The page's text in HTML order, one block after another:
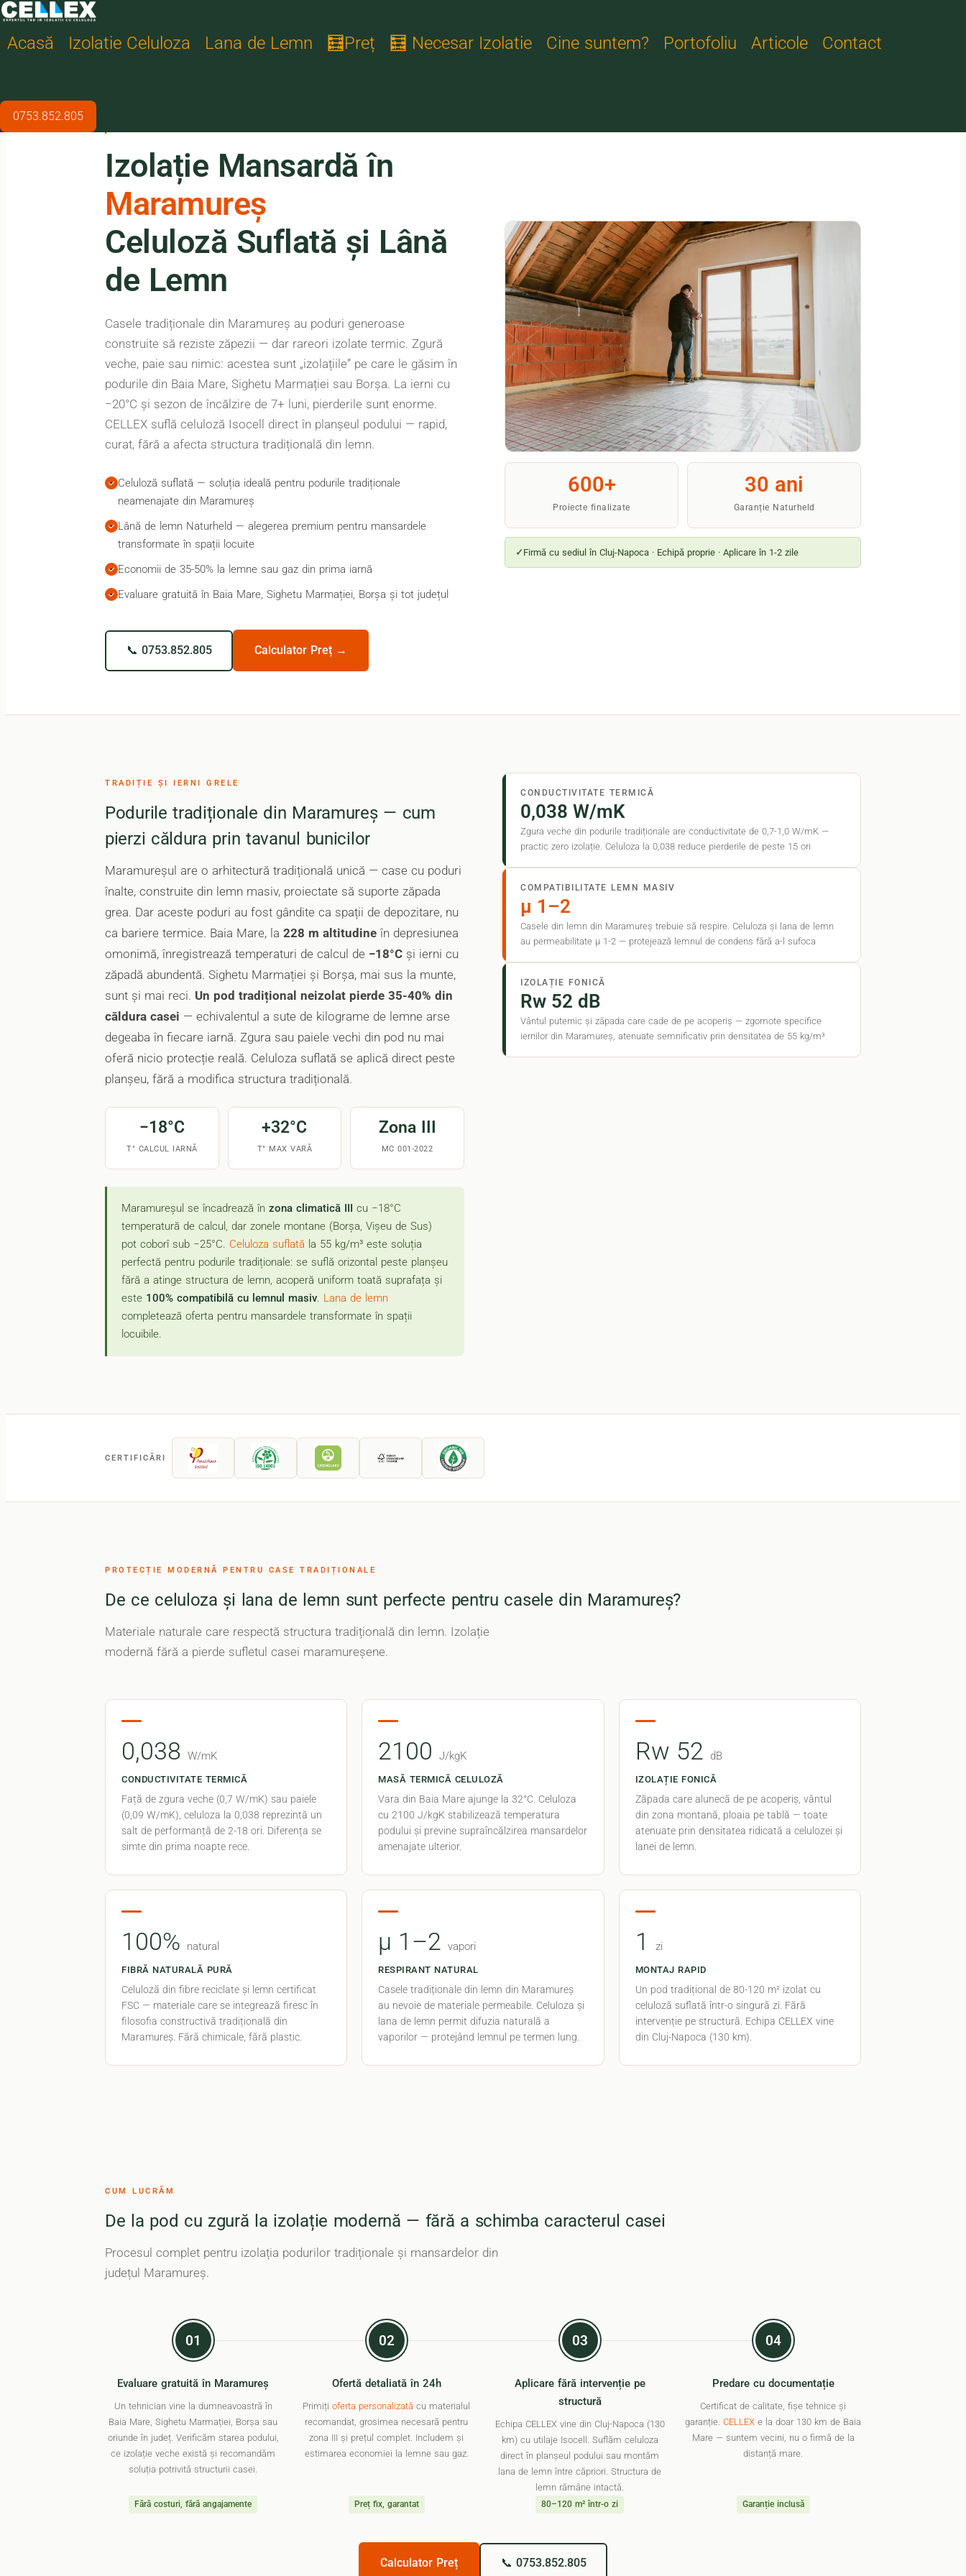
Acasă Izolatie Celuloza Lana de Lemn 🧮Preț 🧮 Necesar Izolatie Cine suntem? Portofoliu Articole Contact
0753.852.805
Izolație Mansardă în
Maramureș
Celuloză Suflată și Lână
de Lemn
Casele tradiționale din Maramureș au poduri generoase
construite să reziste zăpezii — dar rareori izolate termic. Zgură
veche, paie sau nimic: acestea sunt „izolațiile” pe care le găsim în
podurile din Baia Mare, Sighetu Marmației sau Borșa. La ierni cu
−20°C și sezon de încălzire de 7+ luni, pierderile sunt enorme.
CELLEX suflă celuloză Isocell direct în planșeul podului — rapid,
curat, fără a afecta structura tradițională din lemn.
Celuloză suflată — soluția ideală pentru podurile tradiționale
neamenajate din Maramureș
Lână de lemn Naturheld — alegerea premium pentru mansardele
transformate în spații locuite
Economii de 35-50% la lemne sau gaz din prima iarnă
Evaluare gratuită în Baia Mare, Sighetu Marmației, Borșa și tot județul
📞 0753.852.805 Calculator Preț →
600+
Proiecte finalizate
30 ani
Garanție Naturheld
Firmă cu sediul în Cluj-Napoca · Echipă proprie · Aplicare în 1-2 zile
TRADIȚIE ȘI IERNI GRELE
Podurile tradiționale din Maramureș — cum
pierzi căldura prin tavanul bunicilor
Maramureșul are o arhitectură tradițională unică — case cu poduri
înalte, construite din lemn masiv, proiectate să suporte zăpada
grea. Dar aceste poduri au fost gândite ca spații de depozitare, nu
ca bariere termice. Baia Mare, la 228 m altitudine în depresiunea
omonimă, înregistrează temperaturi de calcul de −18°C și ierni cu
zăpadă abundentă. Sighetu Marmației și Borșa, mai sus la munte,
sunt și mai reci. Un pod tradițional neizolat pierde 35-40% din
căldura casei — echivalentul a sute de kilograme de lemne arse
degeaba în fiecare iarnă. Zgura sau paiele vechi din pod nu mai
oferă nicio protecție reală. Celuloza suflată se aplică direct peste
planșeu, fără a modifica structura tradițională.
−18°C
T° CALCUL IARNĂ
+32°C
T° MAX VARĂ
Zona III
MC 001-2022
Maramureșul se încadrează în zona climatică III cu −18°C
temperatură de calcul, dar zonele montane (Borșa, Vișeu de Sus)
pot coborî sub −25°C. Celuloza suflată la 55 kg/m³ este soluția
perfectă pentru podurile tradiționale: se suflă orizontal peste planșeu
fără a atinge structura de lemn, acoperă uniform toată suprafața și
este 100% compatibilă cu lemnul masiv. Lana de lemn
completează oferta pentru mansardele transformate în spații
locuibile.
CONDUCTIVITATE TERMICĂ
0,038 W/mK
Zgura veche din podurile tradiționale are conductivitate de 0,7-1,0 W/mK —
practic zero izolație. Celuloza la 0,038 reduce pierderile de peste 15 ori
COMPATIBILITATE LEMN MASIV
μ 1–2
Casele din lemn din Maramureș trebuie să respire. Celuloza și lana de lemn
au permeabilitate μ 1-2 — protejează lemnul de condens fără a-l sufoca
IZOLAȚIE FONICĂ
Rw 52 dB
Vântul puternic și zăpada care cade de pe acoperiș — zgomote specifice
iernilor din Maramureș, atenuate semnificativ prin densitatea de 55 kg/m³
CERTIFICĂRI
PROTECȚIE MODERNĂ PENTRU CASE TRADIȚIONALE
De ce celuloza și lana de lemn sunt perfecte pentru casele din Maramureș?
Materiale naturale care respectă structura tradițională din lemn. Izolație
modernă fără a pierde sufletul casei maramureșene.
0,038 W/mK
CONDUCTIVITATE TERMICĂ
Față de zgura veche (0,7 W/mK) sau paiele
(0,09 W/mK), celuloza la 0,038 reprezintă un
salt de performanță de 2-18 ori. Diferența se
simte din prima noapte rece.
2100J/kgK
MASĂ TERMICĂ CELULOZĂ
Vara din Baia Mare ajunge la 32°C. Celuloza
cu 2100 J/kgK stabilizează temperatura
podului și previne supraîncălzirea mansardelor
amenajate ulterior.
Rw 52 dB
IZOLAȚIE FONICĂ
Zăpada care alunecă de pe acoperiș, vântul
din zona montană, ploaia pe tablă — toate
atenuate prin densitatea ridicată a celulozei și
lanei de lemn.
100% natural
FIBRĂ NATURALĂ PURĂ
Celuloză din fibre reciclate și lemn certificat
FSC — materiale care se integrează firesc în
filosofia constructivă tradițională din
Maramureș. Fără chimicale, fără plastic.
μ 1–2vapori
RESPIRANT NATURAL
Casele tradiționale din lemn din Maramureș
au nevoie de materiale permeabile. Celuloza și
lana de lemn permit difuzia naturală a
vaporilor — protejând lemnul pe termen lung.
1 zi
MONTAJ RAPID
Un pod tradițional de 80-120 m² izolat cu
celuloză suflată într-o singură zi. Fără
intervenție pe structură. Echipa CELLEX vine
din Cluj-Napoca (130 km).
CUM LUCRĂM
De la pod cu zgură la izolație modernă — fără a schimba caracterul casei
Procesul complet pentru izolația podurilor tradiționale și mansardelor din
județul Maramureș.
01
Evaluare gratuită în Maramureș
Un tehnician vine la dumneavoastră în
Baia Mare, Sighetu Marmației, Borșa sau
oriunde în județ. Verificăm starea podului,
ce izolație veche există și recomandăm
soluția potrivită structurii casei.
Fără costuri, fără angajamente
02
Ofertă detaliată în 24h
Primiți oferta personalizată cu materialul
recomandat, grosimea necesară pentru
zona III și prețul complet. Includem și
estimarea economiei la lemne sau gaz.
Preț fix, garantat
03
Aplicare fără intervenție pe
structură
Echipa CELLEX vine din Cluj-Napoca (130
km) cu utilaje Isocell. Suflăm celuloza
direct în planșeul podului sau montăm
lana de lemn între căpriori. Structura de
lemn rămâne intactă.
80–120 m² într-o zi
04
Predare cu documentație
Certificat de calitate, fișe tehnice și
garanție. CELLEX e la doar 130 km de Baia
Mare — suntem vecini, nu o firmă de la
distanță mare.
Garanție inclusă
Calculator Preț 📞 0753.852.805